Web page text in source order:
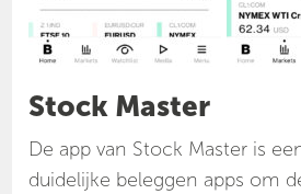
Stock Master
De app van Stock Master is
duidelijke beleggen apps om